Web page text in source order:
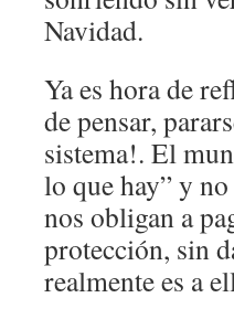
Navidad.
Ya es hora de
de pensar,
sistema!. El
lo que hay” y
nos obligan a
protección, sin
realmente es a